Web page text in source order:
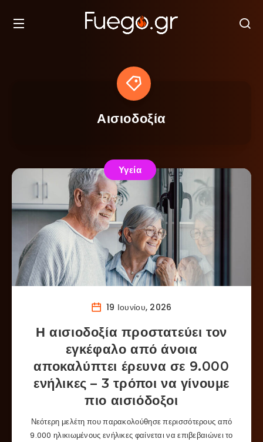
Αισιοδοξία
Υγεία
19 Ιουνίου, 2026
Η αισιοδοξία προστατεύει τον
εγκέφαλο από άνοια
αποκαλύπτει έρευνα σε 9.000
ενήλικες – 3 τρόποι να γίνουμε
πιο αισιόδοξοι
Νεότερη μελέτη που παρακολούθησε περισσότερους από
9.000 ηλικιωμένους ενήλικες φαίνεται να επιβεβαιώνει το